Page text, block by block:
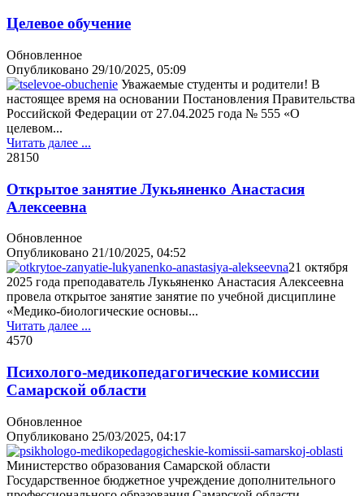
Целевое обучение
Обновленное
Опубликовано 29/10/2025, 05:09
Уважаемые студенты и родители! В
настоящее время на основании Постановления Правительства
Российской Федерации от 27.04.2025 года № 555 «О
целевом...
Читать далее ...
28150
Открытое занятие Лукьяненко Анастасия
Алексеевна
Обновленное
Опубликовано 21/10/2025, 04:52
21 октября
2025 года преподаватель Лукьяненко Анастасия Алексеевна
провела открытое занятие занятие по учебной дисциплине
«Медико-биологические основы...
Читать далее ...
4570
Психолого-медикопедагогические комиссии
Самарской области
Обновленное
Опубликовано 25/03/2025, 04:17
Министерство образования Самарской области
Государственное бюджетное учреждение дополнительного